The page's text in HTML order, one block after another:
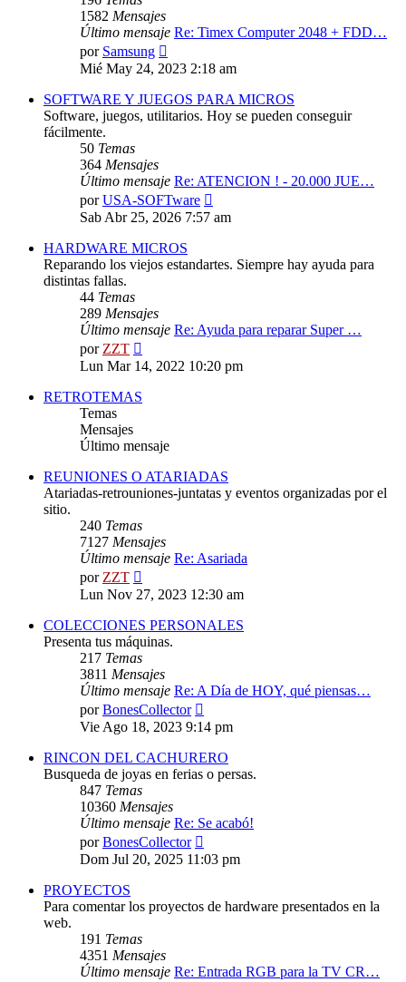
1582 Mensajes
Último mensaje Re: Timex Computer 2048 + FDD…
por Samsung
último
Mié May 24, 2023 2:18 am
SOFTWARE Y JUEGOS PARA MICROS
Software, juegos, utilitarios. Hoy se pueden conseguir
fácilmente.
50 Temas
364 Mensajes
Último mensaje Re: ATENCION ! - 20.000 JUE…
porUSA-SOFTware
último
Sab Abr 25, 2026 7:57 am
HARDWARE MICROS
Reparando los viejos estandartes. Siempre hay ayuda para
distintas fallas.
44 Temas
289 Mensajes
Último mensaje Re: Ayuda para reparar Super …
porZZT
último
Lun Mar 14, 2022 10:20 pm
RETROTEMAS
Temas
Mensajes
Último mensaje
REUNIONES O ATARIADAS
Atariadas-retrouniones-juntatas y eventos organizadas por el
sitio.
240 Temas
7127 Mensajes
Último mensaje Re: Asariada
porZZT
último
Lun Nov 27, 2023 12:30 am
COLECCIONES PERSONALES
Presenta tus máquinas.
217 Temas
3811 Mensajes
Último mensaje Re: A Día de HOY, qué piensas…
porBonesCollector
último
mensaje
Vie Ago 18, 2023 9:14 pm
RINCON DEL CACHURERO
Busqueda de joyas en ferias o persas.
847 Temas
10360 Mensajes
Último mensaje Re: Se acabó!
porBonesCollector
último
mensaje
Dom Jul 20, 2025 11:03 pm
PROYECTOS
Para comentar los proyectos de hardware presentados en la
web.
191 Temas
4351 Mensajes
Último mensaje Re: Entrada RGB para la TV CR…